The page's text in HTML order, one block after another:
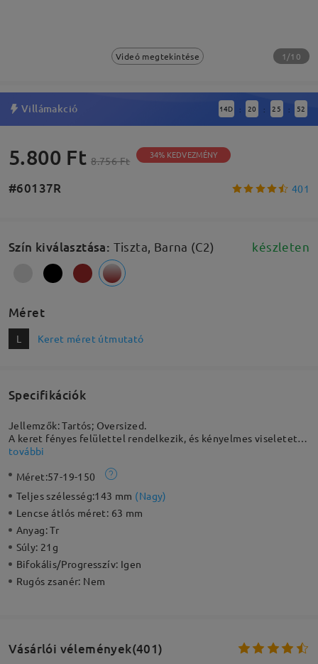
Videó megtekintése 1/10
Villámakció 14D : 20 : 25 : 51
5.800 Ft 8.756 Ft 34% KEDVEZMÉNY
#60137R 401
Szín kiválasztása: Tiszta, Barna (C2) készleten
Méret
L Keret méret útmutató
Specifikációk
Jellemzők: Tartós; Oversized.
A keret fényes felülettel rendelkezik, és kényelmes viseletet
biztosít. Ez az oversized négyzet keret közepes és nagy ovális
élesebb megjelenéssel. A beépített szegecsek zökkenőmentes
dizájnja elegáns kiemeléseket ad a mindennapi megjelenéshez,
ötvözve a tartósságot és a stílust.
további
Méret:57-19-150
Teljes szélesség:143 mm (Nagy)
Lencse átlós méret: 63 mm
Anyag:Tr
Súly: 21g
Bifokális/Progresszív: Igen
Rugós zsanér: Nem
Vásárlói vélemények(401)